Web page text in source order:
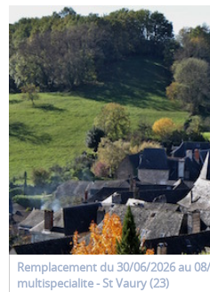
Remplacement du 30/06/2026 au
multispecialite- St Vaury (23)